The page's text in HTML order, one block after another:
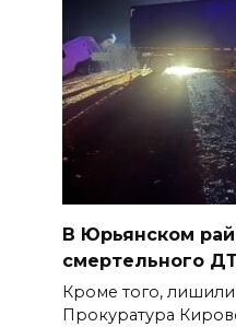
В Юрьянском
смертельного
Кроме того,
Прокуратура